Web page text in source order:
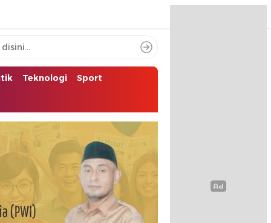
Teknologi Sport